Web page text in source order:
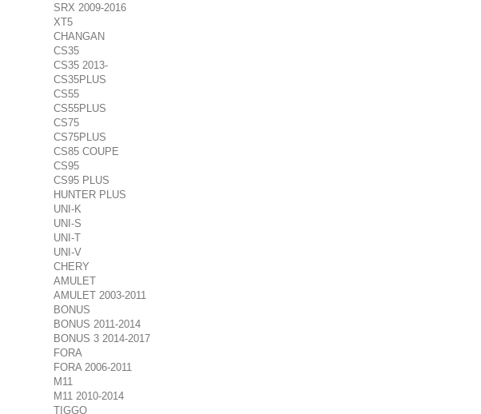
SRX 2009-2016
XT5
CHANGAN
CS35
CS35 2013-
CS35PLUS
CS55
CS55PLUS
CS75
CS75PLUS
CS85 COUPE
CS95
CS95 PLUS
HUNTER PLUS
UNI-K
UNI-S
UNI-T
UNI-V
CHERY
AMULET
AMULET 2003-2011
BONUS
BONUS 2011-2014
BONUS 3 2014-2017
FORA
FORA 2006-2011
M11
M11 2010-2014
TIGGO